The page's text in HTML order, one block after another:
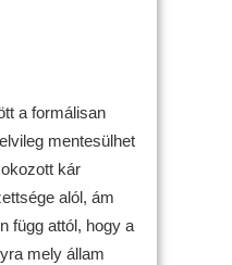
a formálisan
mentesülhet
kár
alól, ám
függ attól, hogy a
mely állam